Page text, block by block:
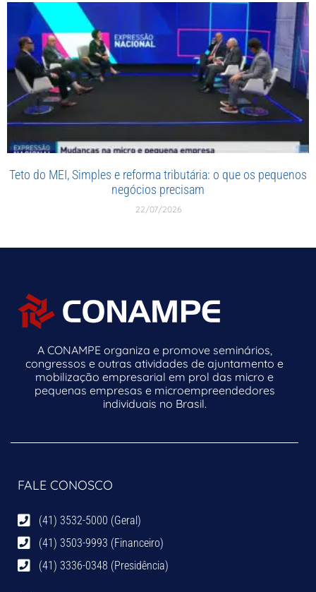
Teto do MEI, Simples e reforma tributária: o que os pequenos
negócios precisam
22/07/2026
A CONAMPE organiza e promove seminários,
congressos e outras atividades de ajuntamento e
mobilização empresarial em prol das micro e
pequenas empresas e microempreendedores
individuais no Brasil.
FALE CONOSCO
(41) 3532-5000 (Geral)
(41) 3503-9993 (Financeiro)
(41) 3336-0348 (Presidência)